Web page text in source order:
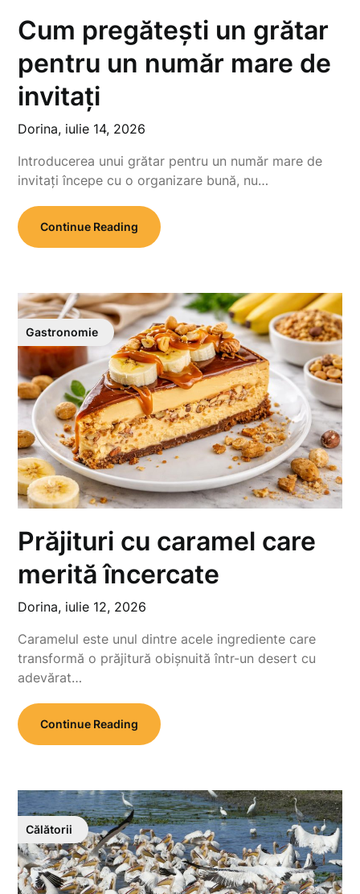
Cum pregătești un grătar
pentru un număr mare de
invitați
Dorina, iulie 14, 2026
Introducerea unui grătar pentru un număr mare de
invitați începe cu o organizare bună, nu…
Continue Reading
Gastronomie
Prăjituri cu caramel care
merită încercate
Dorina, iulie 12, 2026
Caramelul este unul dintre acele ingrediente care
transformă o prăjitură obișnuită într-un desert cu
adevărat…
Continue Reading
Călătorii